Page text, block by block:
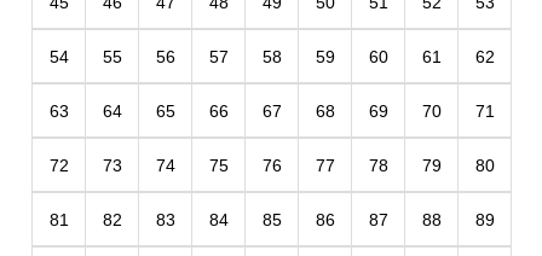
54 55 56 57 58 59 60 61 62
63 64 65 66 67 68 69 70 71
72 73 74 75 76 77 78 79 80
81 82 83 84 85 86 87 88 89